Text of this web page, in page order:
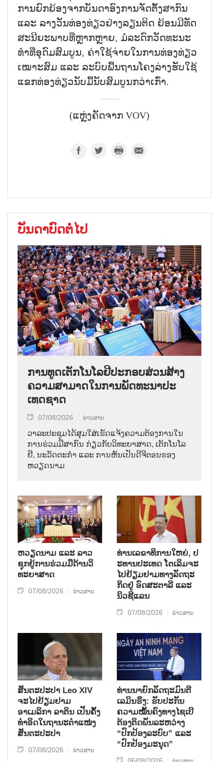
ການ​ຍົກ​ຍ້ອງ​ຈາກ​ບັນ​ດາ​ອົງ​ການ​ຈັດ​ຕັ້ງ​ສາ​ກົນ
ແລະ ລາ​ງວັນ​ທ່ອງ​ທ່ຽວ​ຢ່າງ​ລຽນ​ຕິດ ຍ້ອນ​ມີ​ທັດ​
ສະ​ນີ​ຍະ​ພາບ​ທີ່ຫຼາກຫຼາຍ​, ມໍ​ລະ​ດົກ​ວັດ​ທະ​ນະ​
ທຳ​ທີ່​ອຸ​ດົມ​ສົມ​ບູນ, ຄ່າ​ໃຊ້​ຈ່າຍໃນ​ການ​ທ່ອງ​ທ່ຽວ​
ເໝາະ​ສົມ ແລະ ລະ​ບົບ​ພື້ນ​ຖານ​ໂຄງ​ລ່າງ​ຮັບ​ໃຊ້​​
ແຂກ​ທ່ອງ​ທ່ຽວ​​ນັບ​ມື້​ນັບ​ສົມ​ບູນກວ່າ​ເກົ່າ.
(ແຫຼ່ງຄັດຈາກ VOV)
ບັນດາບົດຕໍ່ໄປ
ການ​ທູດ​ເຕັກ​ໂນ​ໂລ​ຢີ​ປະ​ກອບ​ສ່ວນ​ສ້າງ​
ຄວາມ​ສາ​ມາດ​ໃນ​ການ​ພັດ​ທະ​ນາ​ປະ​
ເທດ​ຊາດ
07/08/2026 ຂ່າວສານ
ວາ​ລະ​ປະ​ຊຸມ​ໄດ້​ສຸມ​ໃສ່​ເຮັດ​ແຈ້ງ​ຄວາມ​ຕ້ອງ​ການ​ໃນ​
ການ​ຮ່ວມ​ມື​ສາ​ກົນ ກ່ຽວ​ກັບ​ວິ​ທະ​ຍາ​ສາດ, ເຕັກ​ໂນ​ໂລ​
ຢີ, ນະ​ວັດ​ຕະ​ກຳ ແລະ ການ​ຫັນ​ເປັນ​ດີ​ຈີ​ຕອນ​ຂອງ
ຫວຽດ​ນາມ
ຫວຽດ​ນາມ ແລະ ລາວ​
ຊຸກ​ຍູ້​ການ​ຮ່ວມ​ມື​ດ້ານວ​ິ​
ທະ​ຍາ​ສາດ
07/08/2026 ຂ່າວສານ
ທ່ານ​ເລ​ຂາ​ທິ​ການ​ໃຫຍ່, ປ​
ະ​ທານ​ປະ​ເທດ ໂຕ​ເລິມ​ຈະ​
ໄປ​ຢ້ຽມ​ຢາມ​ທາງ​ລັດ​ຖະ​
ກິດ​ຢູ່ ອົດ​ສະ​ຕາ​ລີ ແລະ
ນິວ​ຊີ​ແລນ
07/08/2026 ຂ່າວສານ
ສັນຕະປະປາ Leo XIV
ຈະໄປຢ້ຽມຢາມ
ອາເມລິກາ ລາຕິນ ເປັນຄັ້ງ
ທຳອິດໃນຖານະຕຳແໜ່ງ
ສັນຕະປະປາ
07/08/2026 ຂ່າວສານ
ທ່ານນາຍົກລັດຖະມົນຕີ
ເລມິນຮຶງ: ຮັບປະກັນ
ຄວາມໝັ້ນຄົງທາງໄຊເບີ
ຕ້ອງຕິດພັນລະຫວ່າງ
“ປົກປ້ອງລະບົບ” ແລະ
“ປົກປ້ອງມະນຸດ”
06/08/2026